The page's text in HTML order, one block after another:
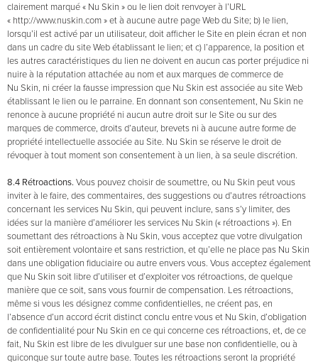
clairement marqué « Nu Skin » ou le lien doit renvoyer à l’URL
« http://www.nuskin.com » et à aucune autre page Web du Site; b) le lien,
lorsqu’il est activé par un utilisateur, doit afficher le Site en plein écran et non
dans un cadre du site Web établissant le lien; et c) l’apparence, la position et
les autres caractéristiques du lien ne doivent en aucun cas porter préjudice ni
nuire à la réputation attachée au nom et aux marques de commerce de
Nu Skin, ni créer la fausse impression que Nu Skin est associée au site Web
établissant le lien ou le parraine. En donnant son consentement, Nu Skin ne
renonce à aucune propriété ni aucun autre droit sur le Site ou sur des
marques de commerce, droits d’auteur, brevets ni à aucune autre forme de
propriété intellectuelle associée au Site. Nu Skin se réserve le droit de
révoquer à tout moment son consentement à un lien, à sa seule discrétion.
8.4 Rétroactions. Vous pouvez choisir de soumettre, ou Nu Skin peut vous
inviter à le faire, des commentaires, des suggestions ou d’autres rétroactions
concernant les services Nu Skin, qui peuvent inclure, sans s’y limiter, des
idées sur la manière d’améliorer les services Nu Skin (« rétroactions »). En
soumettant des rétroactions à Nu Skin, vous acceptez que votre divulgation
soit entièrement volontaire et sans restriction, et qu’elle ne place pas Nu Skin
dans une obligation fiduciaire ou autre envers vous. Vous acceptez également
que Nu Skin soit libre d’utiliser et d’exploiter vos rétroactions, de quelque
manière que ce soit, sans vous fournir de compensation. Les rétroactions,
même si vous les désignez comme confidentielles, ne créent pas, en
l’absence d’un accord écrit distinct conclu entre vous et Nu Skin, d’obligation
de confidentialité pour Nu Skin en ce qui concerne ces rétroactions, et, de ce
fait, Nu Skin est libre de les divulguer sur une base non confidentielle, ou à
quiconque sur toute autre base. Toutes les rétroactions seront la propriété